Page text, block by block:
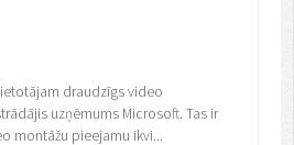
draudzīgs video
uzņēmums Microsoft. Tas ir
montāžu pieejamu ikvi...